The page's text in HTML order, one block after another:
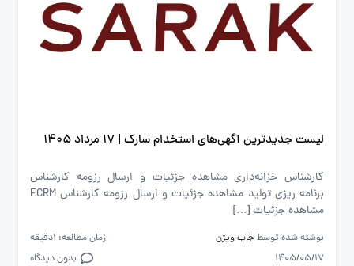
لیست جدیدترین آگهی‌های استخدام سارک | ۱۷ مرداد ۱۴۰۵
کارشناس خزانه‌داری مشاهده جزئیات و ارسال رزومه کارشناس
برنامه ریزی تولید مشاهده جزئیات و ارسال رزومه کارشناس ECRM
مشاهده جزئیات […]
نوشته شده توسط جاب ویژن
زمان مطالعه: 1دقیقه
1405/05/17
بدون دیدگاه